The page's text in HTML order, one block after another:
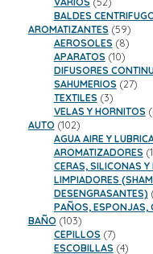
productos
BALDES
AROMATIZANTES 5959
AEROSOLES 88
APARATOS 1010
DIFUSORES
SAHUMERIOS 2727
TEXTILES 33
productos
VELAS Y HORNITOS
AUTO 102102
productos
AGUA AIRE Y
AROMATIZADORES
CERAS, SILICONAS
LIMPIADORES
DESENGRASANTES)
PAÑOS, ESPONJAS,
BAÑO 103103
productos
CEPILLOS 77
productos
ESCOBILLAS 44